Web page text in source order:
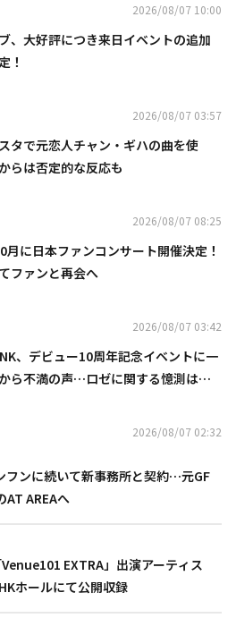
2026/08/07 10:00
、大好評につき来日イベントの追加
！
2026/08/07 03:57
タで元恋人チャン・ギハの曲を使
らは否定的な反応も
2026/08/07 08:25
月に日本ファンコンサート開催決定！
ファンと再会へ
2026/08/07 03:42
、デビュー10周年記念イベントに一
ら不満の声…ロゼに関する憶測は否
2026/08/07 02:32
フンに続いて新事務所と契約…元GF
AT AREAへ
EXTRA」出演アーティス
ホールにて公開収録